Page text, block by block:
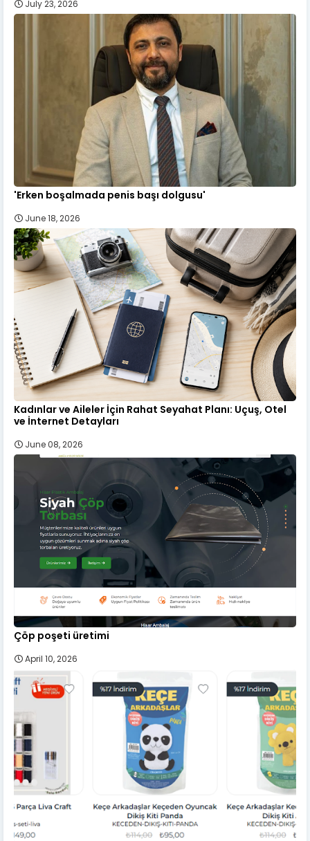
July 23, 2026
'Erken boşalmada penis başı dolgusu'
June 18, 2026
Kadınlar ve Aileler İçin Rahat Seyahat Planı: Uçuş, Otel
ve İnternet Detayları
June 08, 2026
Çöp poşeti üretimi
April 10, 2026